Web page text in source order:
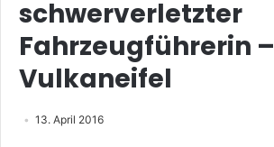
schwerverletzter
Fahrzeugführerin –
Vulkaneifel
13. April 2016